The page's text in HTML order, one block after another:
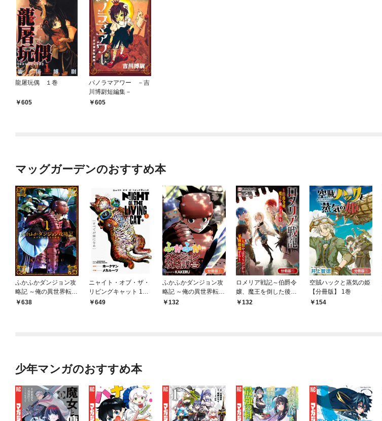
龍屠玩偶 １巻
605
パノラマアワー －吉
川博尉短編集－
605
マッグガーデンのおすすめ本
ふかふかダンジョン攻
略記 ～俺の異世界転生
冒険譚～ 1巻
638
ニャイト・オブ・ザ・
リビングキャット 1巻
すべてが猫になる
649
ふかふかダンジョン攻
略記 ～俺の異世界転生
冒険譚～【分冊版】 1
132
ロメリア戦記～伯爵令
嬢、魔王を倒した後も
人類やばそうだから軍
132
空賊ハックと蒸気の姫
【分冊版】 1巻
154
少年マンガのおすすめ本